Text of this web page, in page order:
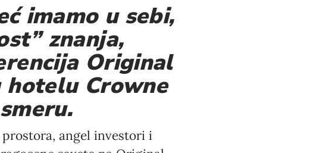
imamo u sebi,
znanja,
Original
hotelu Crowne
angel investori i